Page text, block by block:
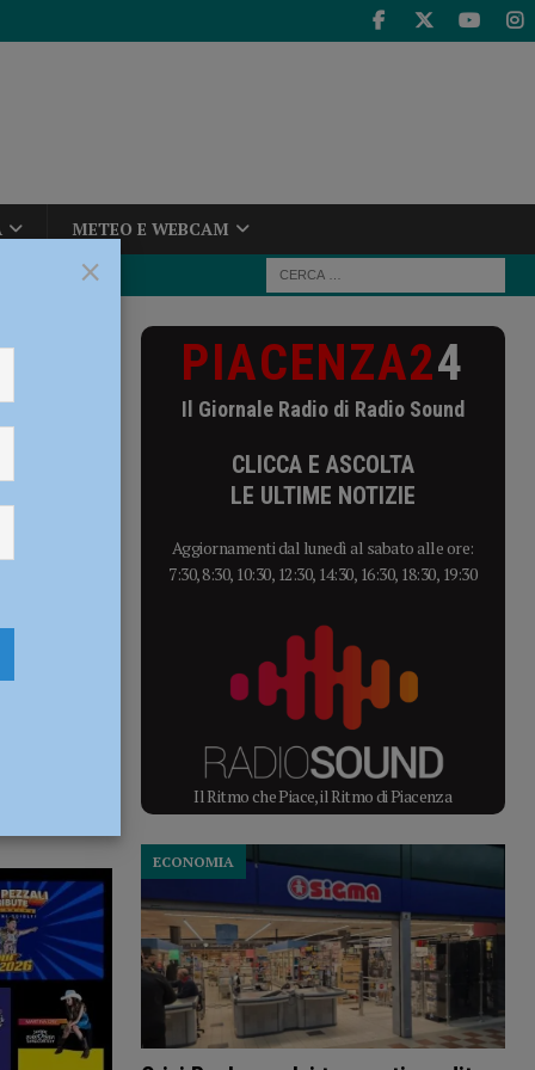
METEO E WEBCAM
al
PIACENZA24
Il Giornale Radio di Radio Sound
CLICCA E ASCOLTA
LE ULTIME NOTIZIE
Aggiornamenti dal lunedì al sabato alle ore:
7:30, 8:30, 10:30, 12:30, 14:30, 16:30, 18:30, 19:30
Il Ritmo che Piace, il Ritmo di Piacenza
ECONOMIA
×